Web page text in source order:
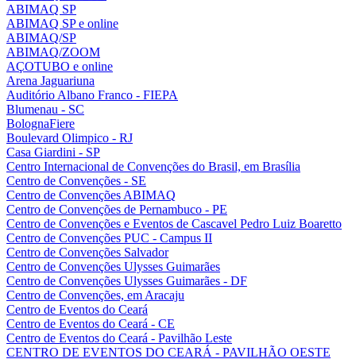
ABIMAQ SP
ABIMAQ SP e online
ABIMAQ/SP
ABIMAQ/ZOOM
AÇOTUBO e online
Arena Jaguariuna
Auditório Albano Franco - FIEPA
Blumenau - SC
BolognaFiere
Boulevard Olimpico - RJ
Casa Giardini - SP
Centro Internacional de Convenções do Brasil, em Brasília
Centro de Convenções - SE
Centro de Convenções ABIMAQ
Centro de Convenções de Pernambuco - PE
Centro de Convenções e Eventos de Cascavel Pedro Luiz Boaretto
Centro de Convenções PUC - Campus II
Centro de Convenções Salvador
Centro de Convenções Ulysses Guimarães
Centro de Convenções Ulysses Guimarães - DF
Centro de Convenções, em Aracaju
Centro de Eventos do Ceará
Centro de Eventos do Ceará - CE
Centro de Eventos do Ceará - Pavilhão Leste
CENTRO DE EVENTOS DO CEARÁ - PAVILHÃO OESTE